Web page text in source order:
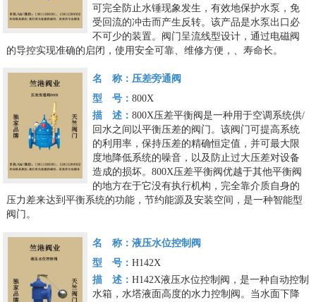
可完全防止水锤现象发生，有效地保护水泵，免
受回流的冲击而产生反转。该产品是水泵出口必
不可少的装置。阀门呈流线型设计，通过电磁阀
的导控实现准确的启闭，使用安全可靠、维修方便，、寿命长。
名 称：压差旁通阀
型 号：800X
描 述：800X压差平衡阀是一种用于空调系统供/
回水之间以平衡压差的阀门。该阀门可提高系统
的利用率，保持压差的精确恒定值，并可最大限
度地降低系统的噪音，以及防止过大压差对设备
造成的损坏。800X压差平衡阀优越于其他平衡阀
的地方在于它没有执行机构，完全靠介质自身的
压力差来达到平衡系统的功能，节约能源及安装空间，是一种智能型
阀门。
名 称：液压水位控制阀
型 号：H142X
描 述：H142X液压水位控制阀，是一种自动控制
水箱，水塔液面高度的水力控制阀。当水面下降